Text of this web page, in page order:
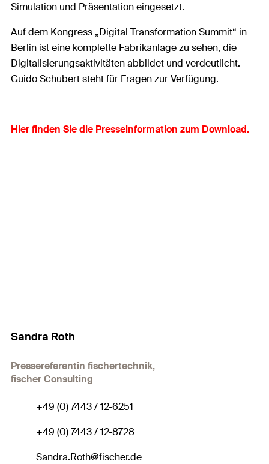
Simulation und Präsentation eingesetzt.
Auf dem Kongress „Digital Transformation Summit“ in
Berlin ist eine komplette Fabrikanlage zu sehen, die
Digitalisierungsaktivitäten abbildet und verdeutlicht.
Guido Schubert steht für Fragen zur Verfügung.
Hier finden Sie die Presseinformation zum Download.
Sandra Roth
Pressereferentin fischertechnik,
fischer Consulting
+49 (0) 7443 / 12-6251
+49 (0) 7443 / 12-8728
Sandra.Roth@fischer.de